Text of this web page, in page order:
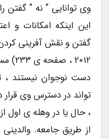
وی توانایی ” نه ” گفتن
این اینکه امکانات و
گفتن و نقش آفرینی کردن
۲۰۱۲ ،
دست نوجوان نیستند ،
تواند در دسترس وی قرار
، حال یا در وهله ی اول
از طریق جامعه.